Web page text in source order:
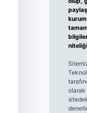
olarak